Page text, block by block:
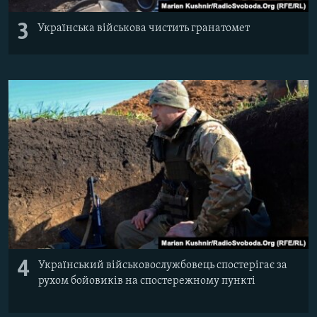
3 Українська військова чистить гранатомет
4
Український військовослужбовець спостерігає за
рухом бойовиків на спостережному пункті